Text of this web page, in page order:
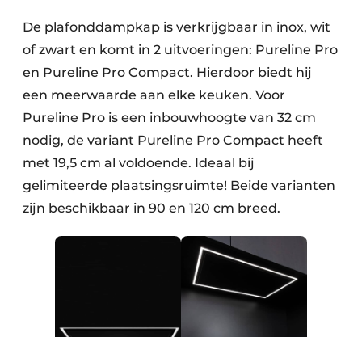
De plafonddampkap is verkrijgbaar in inox, wit
of zwart en komt in 2 uitvoeringen: Pureline Pro
en Pureline Pro Compact. Hierdoor biedt hij
een meerwaarde aan elke keuken. Voor
Pureline Pro is een inbouwhoogte van 32 cm
nodig, de variant Pureline Pro Compact heeft
met 19,5 cm al voldoende. Ideaal bij
gelimiteerde plaatsingsruimte! Beide varianten
zijn beschikbaar in 90 en 120 cm breed.